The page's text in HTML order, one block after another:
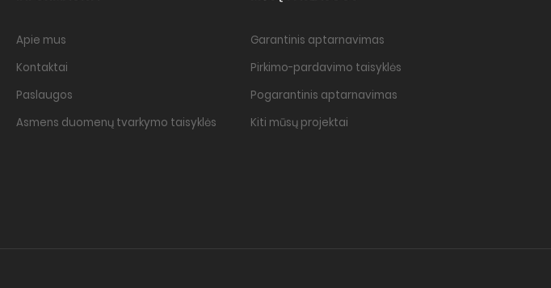
Apie mus
Kontaktai
Paslaugos
Asmens duomenų tvarkymo taisyklės
Garantinis aptarnavimas
Pirkimo-pardavimo taisyklės
Pogarantinis aptarnavimas
Kiti mūsų projektai